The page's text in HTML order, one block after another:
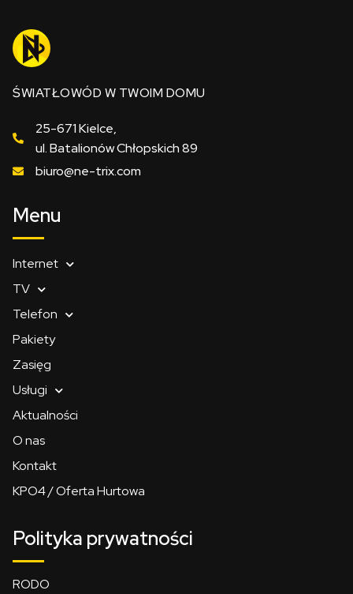
ŚWIATŁOWÓD W TWOIM DOMU
25-671 Kielce,
ul. Batalionów Chłopskich 89
biuro@ne-trix.com
Menu
Internet
TV
Telefon
Pakiety
Zasięg
Usługi
Aktualności
O nas
Kontakt
KPO4 / Oferta Hurtowa
Polityka prywatności
RODO